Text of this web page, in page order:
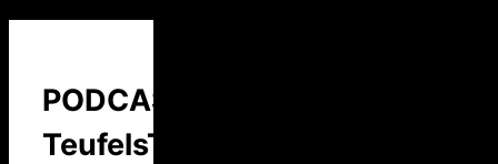
PODCAST:
TeufelsTalk